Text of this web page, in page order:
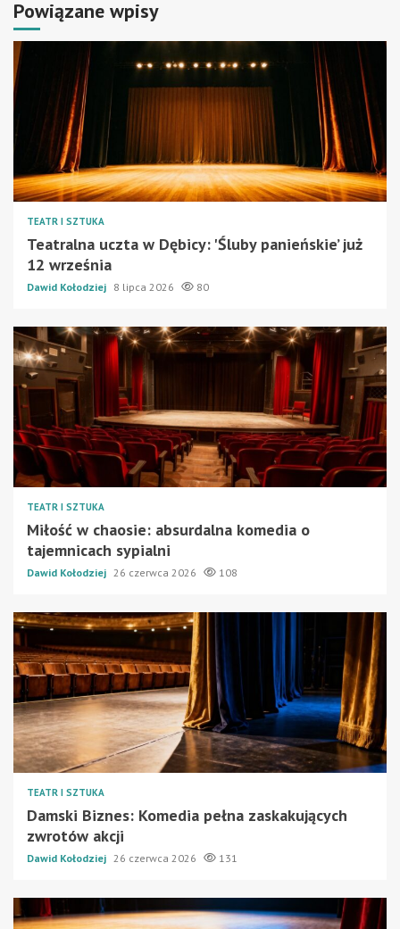
Powiązane wpisy
TEATR I SZTUKA
Teatralna uczta w Dębicy: 'Śluby panieńskie’ już
12 września
Dawid Kołodziej 8 lipca 2026 80
TEATR I SZTUKA
Miłość w chaosie: absurdalna komedia o
tajemnicach sypialni
Dawid Kołodziej 26 czerwca 2026 108
TEATR I SZTUKA
Damski Biznes: Komedia pełna zaskakujących
zwrotów akcji
Dawid Kołodziej 26 czerwca 2026 131